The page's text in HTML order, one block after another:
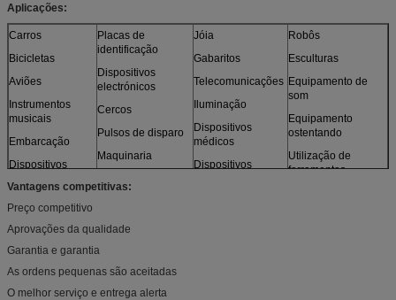
Aplicações:
Carros
Bicicletas
Aviões
Instrumentos
musicais
Embarcação
Dispositivos
Sensores
Modelos
Placas de
identificação
Dispositivos
electrónicos
Cercos
Pulsos de disparo
Maquinaria
Jóia
Gabaritos
Telecomunicações
Iluminação
Dispositivos
médicos
Dispositivos
Robôs
Esculturas
Equipamento de
som
Equipamento
ostentando
Utilização de
ferramentas
Vantagens competitivas:
Preço competitivo
Aprovações da qualidade
Garantia e garantia
As ordens pequenas são aceitadas
O melhor serviço e entrega alerta